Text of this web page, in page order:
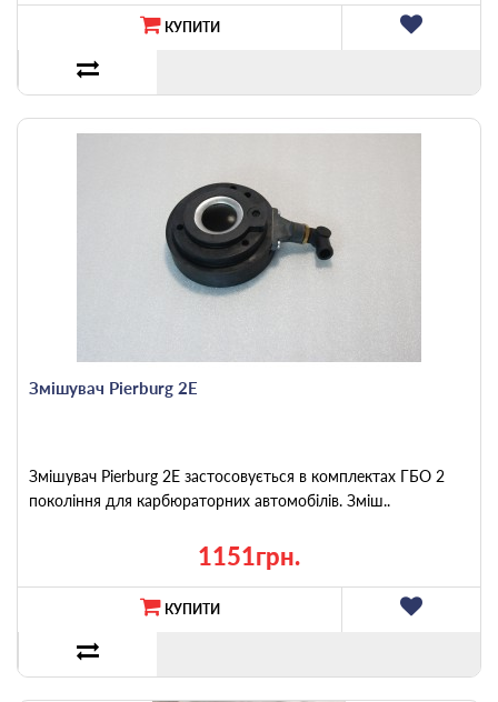
КУПИТИ
Змішувач Pierburg 2E
Змішувач Pierburg 2E застосовується в комплектах ГБО 2
покоління для карбюраторних автомобілів. Зміш..
1151грн.
КУПИТИ